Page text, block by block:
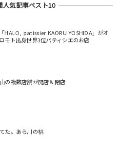
人気記事ベスト10
HALO, patissier KAORU YOSHIDA」がオ
モト出身世界3位パティシエのお店
の複数店舗が開店＆閉店
た。あら川の桃